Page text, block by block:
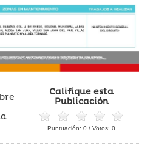
Califique esta
Publicación
Puntuación: 0 / Votos: 0